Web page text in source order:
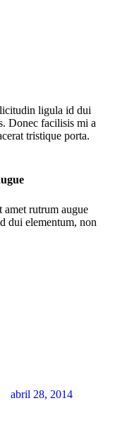
ligula id dui
Donec facilisis mi a
tristique porta.
rutrum augue
dui elementum, non
abril 28, 2014